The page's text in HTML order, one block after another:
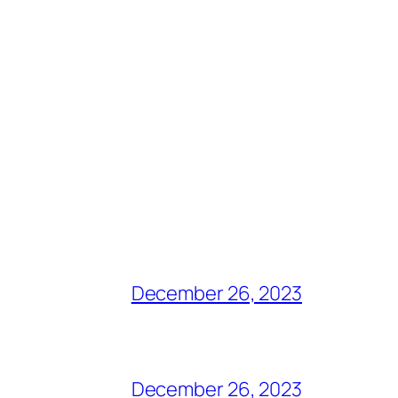
December 26, 2023
December 26, 2023